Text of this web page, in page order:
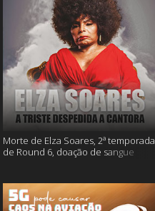
Morte de Elza Soares, 2ª temporada
de Round 6, doação de sangue